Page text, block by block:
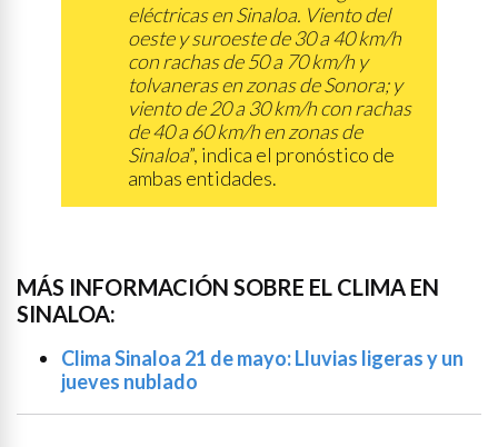
eléctricas en Sinaloa. Viento del
oeste y suroeste de 30 a 40 km/h
con rachas de 50 a 70 km/h y
tolvaneras en zonas de Sonora; y
viento de 20 a 30 km/h con rachas
de 40 a 60 km/h en zonas de
Sinaloa”, indica el pronóstico de
ambas entidades.
MÁS INFORMACIÓN SOBRE EL CLIMA EN
SINALOA:
Clima Sinaloa 21 de mayo: Lluvias ligeras y un
jueves nublado